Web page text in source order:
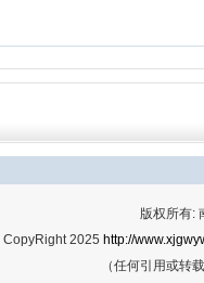
版权所有:
CopyRight 2025 http://
（任何引用或转